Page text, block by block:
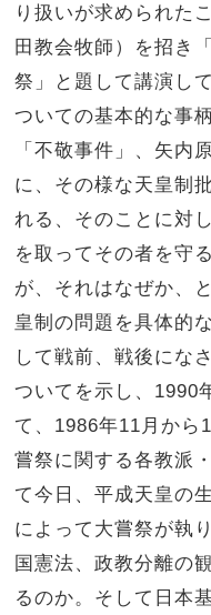
り扱いが求められた
田教会牧師）を招き
祭」と題して講演し
ついての基本的な事
「不敬事件」、矢内
に、その様な天皇制
れる、そのことに対
を取ってその者を守
が、それはなぜか、
皇制の問題を具体的
して戦前、戦後にな
ついてを示し、1990
て、1986年11月から
嘗祭に関する各教派
て今日、平成天皇の
によって大嘗祭が執
国憲法、政教分離の
るのか。そして日本